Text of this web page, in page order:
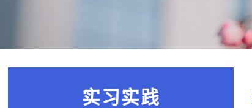
实习实践